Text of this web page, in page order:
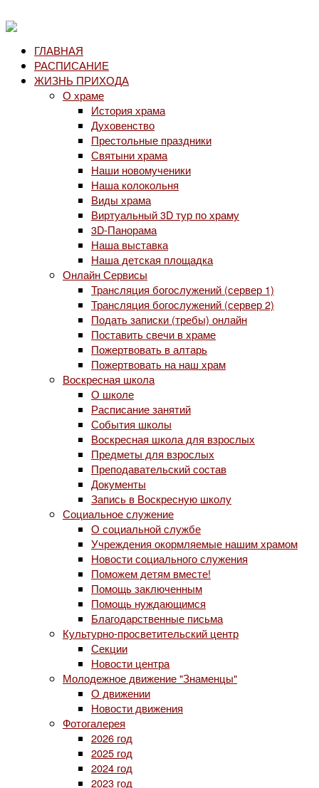
ГЛАВНАЯ
РАСПИСАНИЕ
ЖИЗНЬ ПРИХОДА
О храме
История храма
Духовенство
Престольные праздники
Святыни храма
Наши новомученики
Наша колокольня
Виды храма
Виртуальный 3D тур по храму
3D-Панорама
Наша выставка
Наша детская площадка
Онлайн Сервисы
Трансляция богослужений (сервер 1)
Трансляция богослужений (сервер 2)
Подать записки (требы) онлайн
Поставить свечи в храме
Пожертвовать в алтарь
Пожертвовать на наш храм
Воскресная школа
О школе
Расписание занятий
События школы
Воскресная школа для взрослых
Предметы для взрослых
Преподавательский состав
Документы
Запись в Воскресную школу
Социальное служение
О социальной службе
Учреждения окормляемые нашим храмом
Новости социального служения
Поможем детям вместе!
Помощь заключенным
Помощь нуждающимся
Благодарственные письма
Культурно-просветительский центр
Секции
Новости центра
Молодежное движение "Знаменцы"
О движении
Новости движения
Фотогалерея
2026 год
2025 год
2024 год
2023 год